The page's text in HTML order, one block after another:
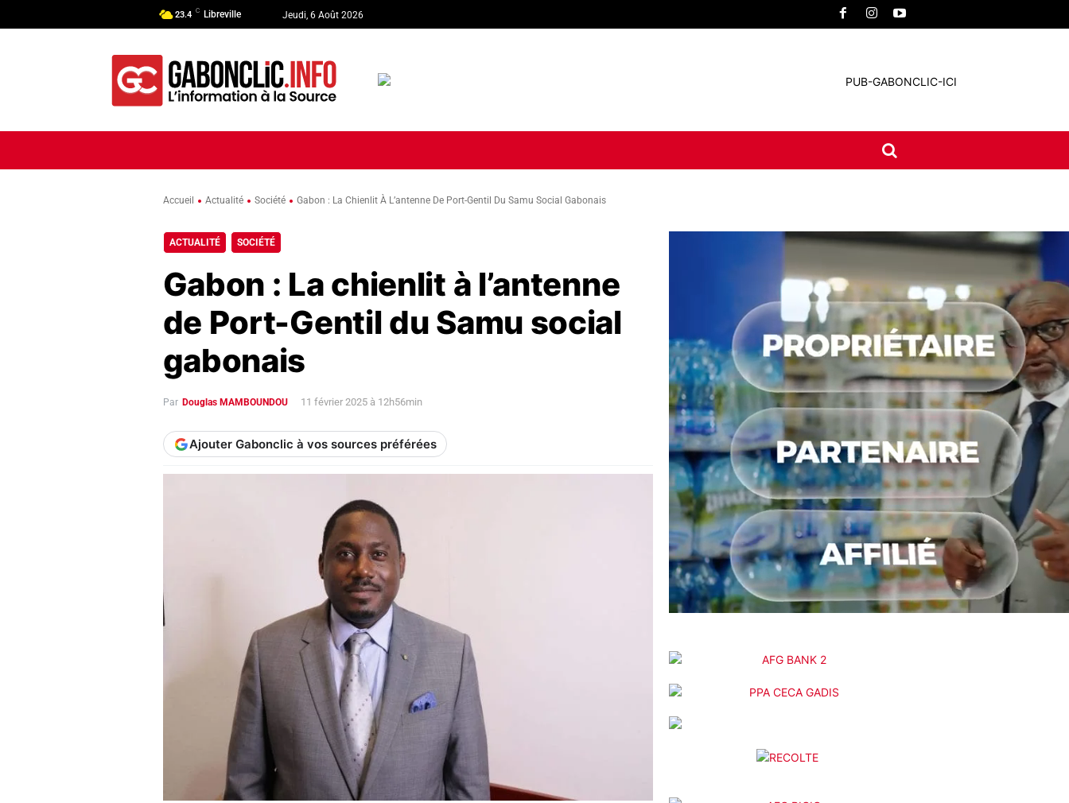
23.4 C Libreville Jeudi, 6 Août 2026
CONTACT
Accueil Actualité Société Gabon : La Chienlit À L’antenne De Port-Gentil Du Samu Social Gabonais
ACTUALITÉ SOCIÉTÉ
Gabon : La chienlit à l’antenne
de Port-Gentil du Samu social
gabonais
Par Douglas MAMBOUNDOU 11 février 2025 à 12h56min
Ajouter Gabonclic à vos sources préférées